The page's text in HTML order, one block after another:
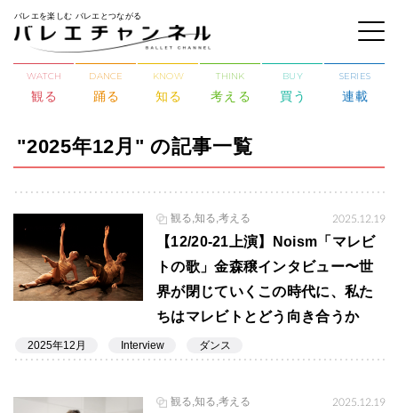
バレエを楽しむ バレエとつながる
WATCH
観る
DANCE
踊る
KNOW
知る
THINK
考える
BUY
買う
SERIES
連載
"2025年12月" の記事一覧
観る,知る,考える 2025.12.19
【12/20-21上演】Noism「マレビ
トの歌」金森穣インタビュー〜世
界が閉じていくこの時代に、私た
ちはマレビトとどう向き合うか
2025年12月 Interview ダンス
観る,知る,考える 2025.12.19